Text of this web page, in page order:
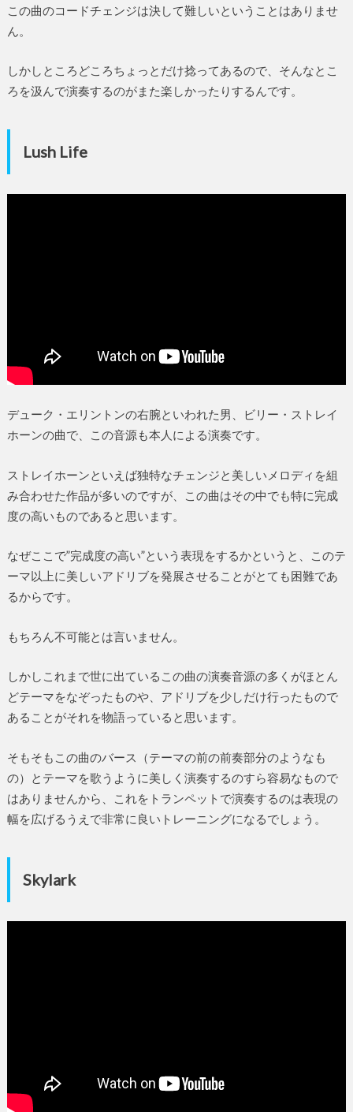
この曲のコードチェンジは決して難しいということはありませ
ん。
しかしところどころちょっとだけ捻ってあるので、そんなとこ
ろを汲んで演奏するのがまた楽しかったりするんです。
Lush Life
デューク・エリントンの右腕といわれた男、ビリー・ストレイ
ホーンの曲で、この音源も本人による演奏です。
ストレイホーンといえば独特なチェンジと美しいメロディを組
み合わせた作品が多いのですが、この曲はその中でも特に完成
度の高いものであると思います。
なぜここで”完成度の高い”という表現をするかというと、このテ
ーマ以上に美しいアドリブを発展させることがとても困難であ
るからです。
もちろん不可能とは言いません。
しかしこれまで世に出ているこの曲の演奏音源の多くがほとん
どテーマをなぞったものや、アドリブを少しだけ行ったもので
あることがそれを物語っていると思います。
そもそもこの曲のバース（テーマの前の前奏部分のようなも
の）とテーマを歌うように美しく演奏するのすら容易なもので
はありませんから、これをトランペットで演奏するのは表現の
幅を広げるうえで非常に良いトレーニングになるでしょう。
Skylark